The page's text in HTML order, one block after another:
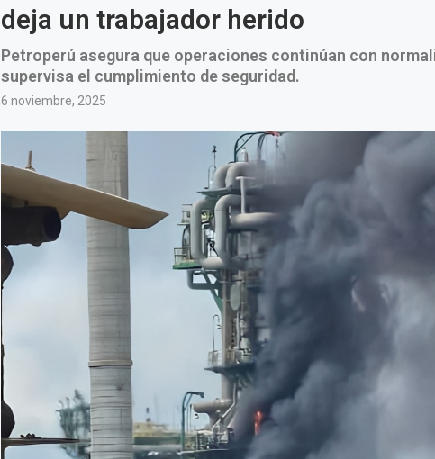
deja un trabajador herido
Petroperú asegura que operaciones continúan con
supervisa el cumplimiento de seguridad.
6 noviembre, 2025